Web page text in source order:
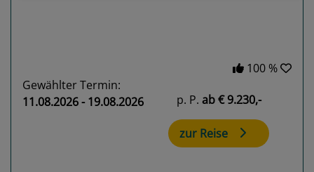
100 %
Gewählter Termin:
11.08.2026 - 19.08.2026
p. P. ab€ 9.230,-
zur Reise